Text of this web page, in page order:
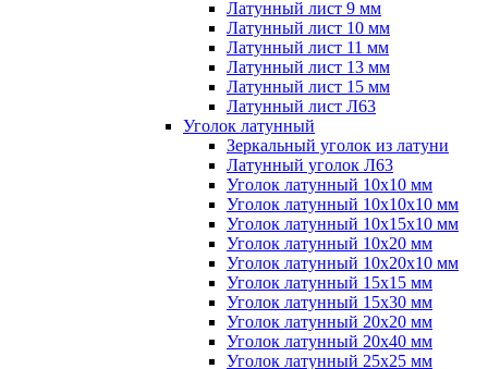
Латунный лист 9 мм
Латунный лист 10 мм
Латунный лист 11 мм
Латунный лист 13 мм
Латунный лист 15 мм
Латунный лист Л63
Уголок латунный
Зеркальный уголок из латуни
Латунный уголок Л63
Уголок латунный 10x10 мм
Уголок латунный 10x10x10 мм
Уголок латунный 10x15x10 мм
Уголок латунный 10x20 мм
Уголок латунный 10x20x10 мм
Уголок латунный 15x15 мм
Уголок латунный 15x30 мм
Уголок латунный 20x20 мм
Уголок латунный 20x40 мм
Уголок латунный 25x25 мм